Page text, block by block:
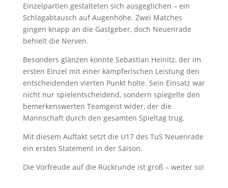
Einzelpartien gestalteten sich ausgeglichen – ein
Schlagabtausch auf Augenhöhe. Zwei Matches
gingen knapp an die Gastgeber, doch Neuenrade
behielt die Nerven.
Besonders glänzen konnte Sebastian Heinitz, der im
ersten Einzel mit einer kämpferischen Leistung den
entscheidenden vierten Punkt holte. Sein Einsatz war
nicht nur spielentscheidend, sondern spiegelte den
bemerkenswerten Teamgeist wider, der die
Mannschaft durch den gesamten Spieltag trug.
Mit diesem Auftakt setzt die U17 des TuS Neuenrade
ein erstes Statement in der Saison.
Die Vorfreude auf die Rückrunde ist groß – weiter so!